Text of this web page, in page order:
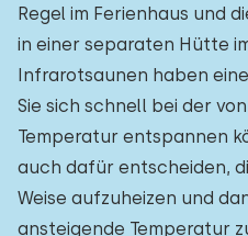
Regel im Ferienhaus und
in einer separaten Hütte
Infrarotsaunen haben
Sie sich schnell bei der
Temperatur entspannen
auch dafür entscheiden,
Weise aufzuheizen und
ansteigende Temperatur